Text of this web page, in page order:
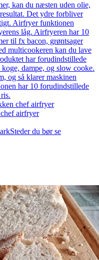
kan du næsten uden olie,
Det ydre forbliver
Airfryer funktionen
låg. Airfryeren har 10
til fx bacon, grøntsager
multicookeren kan du lave
har forudindstillede
dampe, og slow cooke.
og så klarer maskinen
har 10 forudindstillede
chef airfryer
airfryer
Steder du bør se